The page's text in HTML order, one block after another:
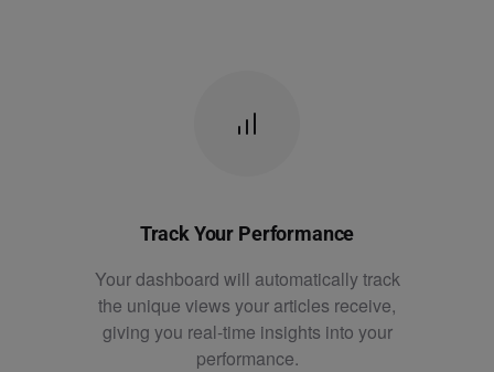
Track Your Performance
Your dashboard will automatically track
the unique views your articles receive,
giving you real-time insights into your
performance.